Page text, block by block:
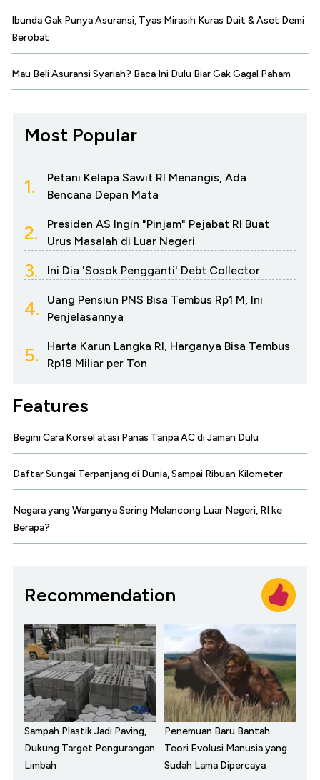
Ibunda Gak Punya Asuransi, Tyas Mirasih Kuras Duit & Aset Demi
Berobat
Mau Beli Asuransi Syariah? Baca Ini Dulu Biar Gak Gagal Paham
Most Popular
1.
Petani Kelapa Sawit RI Menangis, Ada
Bencana Depan Mata
2.
Presiden AS Ingin "Pinjam" Pejabat RI Buat
Urus Masalah di Luar Negeri
3. Ini Dia 'Sosok Pengganti' Debt Collector
4.
Uang Pensiun PNS Bisa Tembus Rp1 M, Ini
Penjelasannya
5.
Harta Karun Langka RI, Harganya Bisa Tembus
Rp18 Miliar per Ton
Features
Begini Cara Korsel atasi Panas Tanpa AC di Jaman Dulu
Daftar Sungai Terpanjang di Dunia, Sampai Ribuan Kilometer
Negara yang Warganya Sering Melancong Luar Negeri, RI ke
Berapa?
Recommendation
Sampah Plastik Jadi Paving,
Dukung Target Pengurangan
Limbah
Penemuan Baru Bantah
Teori Evolusi Manusia yang
Sudah Lama Dipercaya